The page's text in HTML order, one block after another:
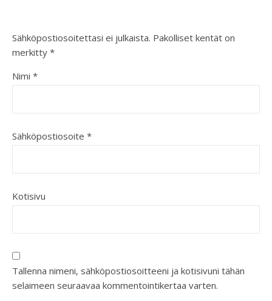
Sähköpostiosoitettasi ei julkaista. Pakolliset kentät on
merkitty *
Nimi *
Sähköpostiosoite *
Kotisivu
Tallenna nimeni, sähköpostiosoitteeni ja kotisivuni tähän
selaimeen seuraavaa kommentointikertaa varten.